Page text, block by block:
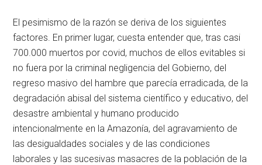
El pesimismo de la razón se deriva de los siguientes
factores. En primer lugar, cuesta entender que, tras casi
700.000 muertos por covid, muchos de ellos evitables si
no fuera por la criminal negligencia del Gobierno, del
regreso masivo del hambre que parecía erradicada, de la
degradación abisal del sistema científico y educativo, del
desastre ambiental y humano producido
intencionalmente en la Amazonía, del agravamiento de
las desigualdades sociales y de las condiciones
laborales y las sucesivas masacres de la población de la